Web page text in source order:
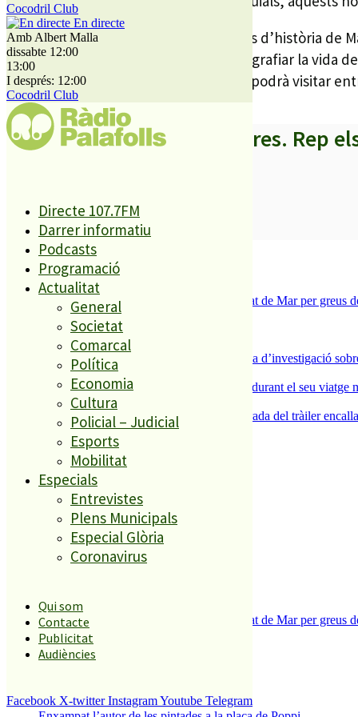
Cocodril Club
En directe
Amb Albert Malla
dissabte 12:00
13:00
I després: 12:00
Cocodril Club
Directe 107.7FM
Darrer informatiu
Podcasts
Programació
Actualitat
General
Societat
Comarcal
Política
Economia
Cultura
Policial – Judicial
Esports
Mobilitat
Especials
Entrevistes
Plens Municipals
Especial Glòria
Coronavirus
Qui som
Contacte
Publicitat
Audiències
Facebook X-twitter InstagramYoutube Telegram
Aquesta serà la primera de les matinals d’història
del municipi; Antoni Poch, que va fotografiar la vida
Malgrat entre els anys 1950 i 1970, i es podrà visitar
A partir d’ara no et perdis res. Rep
SUBSCRIURE’M
És tendència ara
1
Tanquen un local de menjar ràpid a Malgrat de Mar per greus
ESPORTS CAP DE SETMANA
Un historiador local guanya la primera beca d’investigació
Un grup de cigonyes fa parada a Palafolls durant el seu viatge
Normalitat a Ciutat Jardí després de la retirada del tràiler
El més llegit
ESPORTS CAP DE SETMANA
Tanquen un local de menjar ràpid a Malgrat de Mar per greus
3